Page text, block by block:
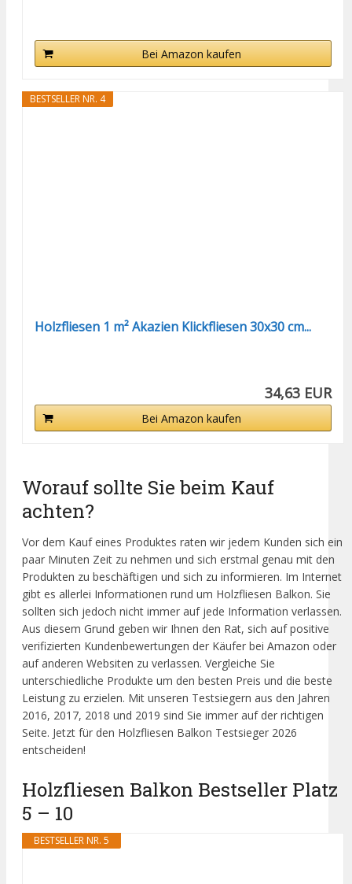
Bei Amazon kaufen
BESTSELLER NR. 4
Holzfliesen 1 m² Akazien Klickfliesen 30x30 cm...
34,63 EUR
Bei Amazon kaufen
Worauf sollte Sie beim Kauf
achten?
Vor dem Kauf eines Produktes raten wir jedem Kunden sich ein
paar Minuten Zeit zu nehmen und sich erstmal genau mit den
Produkten zu beschäftigen und sich zu informieren. Im Internet
gibt es allerlei Informationen rund um Holzfliesen Balkon. Sie
sollten sich jedoch nicht immer auf jede Information verlassen.
Aus diesem Grund geben wir Ihnen den Rat, sich auf positive
verifizierten Kundenbewertungen der Käufer bei Amazon oder
auf anderen Websiten zu verlassen. Vergleiche Sie
unterschiedliche Produkte um den besten Preis und die beste
Leistung zu erzielen. Mit unseren Testsiegern aus den Jahren
2016, 2017, 2018 und 2019 sind Sie immer auf der richtigen
Seite. Jetzt für den Holzfliesen Balkon Testsieger 2026
entscheiden!
Holzfliesen Balkon Bestseller Platz
5 – 10
BESTSELLER NR. 5